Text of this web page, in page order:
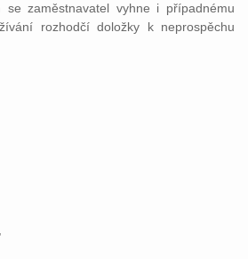
se zaměstnavatel vyhne i případnému
rozhodčí doložky k neprospěchu